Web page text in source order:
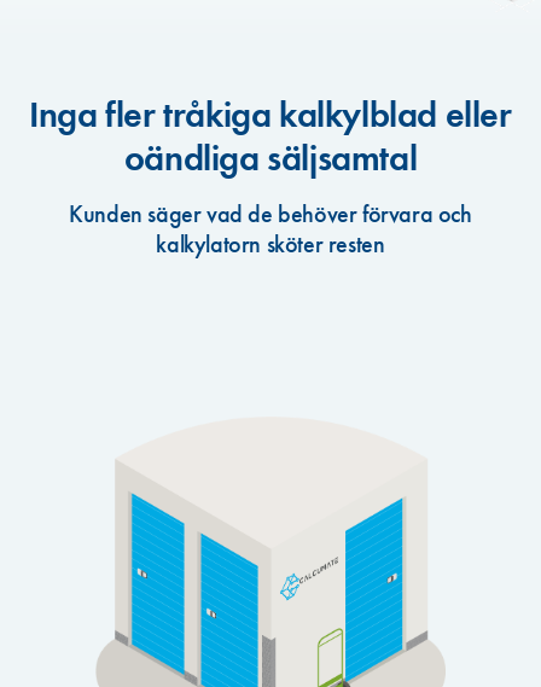
Inga fler tråkiga kalkylblad eller
oändliga säljsamtal
Kunden säger vad de behöver förvara och
kalkylatorn sköter resten